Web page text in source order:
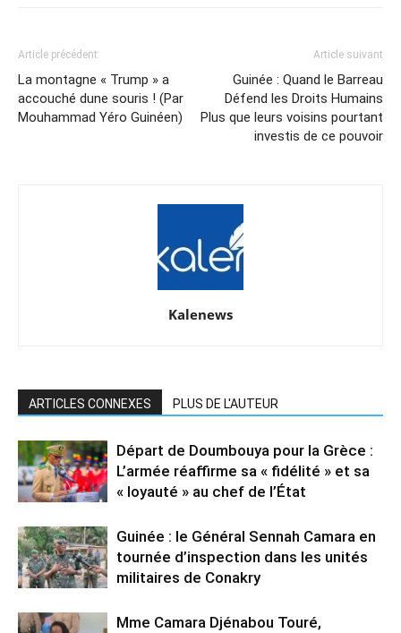
Article précédent
La montagne « Trump » a
accouché dune souris ! (Par
Mouhammad Yéro Guinéen)
Article suivant
Guinée : Quand le Barreau
Défend les Droits Humains
Plus que leurs voisins pourtant
investis de ce pouvoir
Kalenews
ARTICLES CONNEXES PLUS DE L'AUTEUR
Départ de Doumbouya pour la Grèce :
L’armée réaffirme sa « fidélité » et sa
« loyauté » au chef de l’État
Guinée : le Général Sennah Camara en
tournée d’inspection dans les unités
militaires de Conakry
Mme Camara Djénabou Touré,